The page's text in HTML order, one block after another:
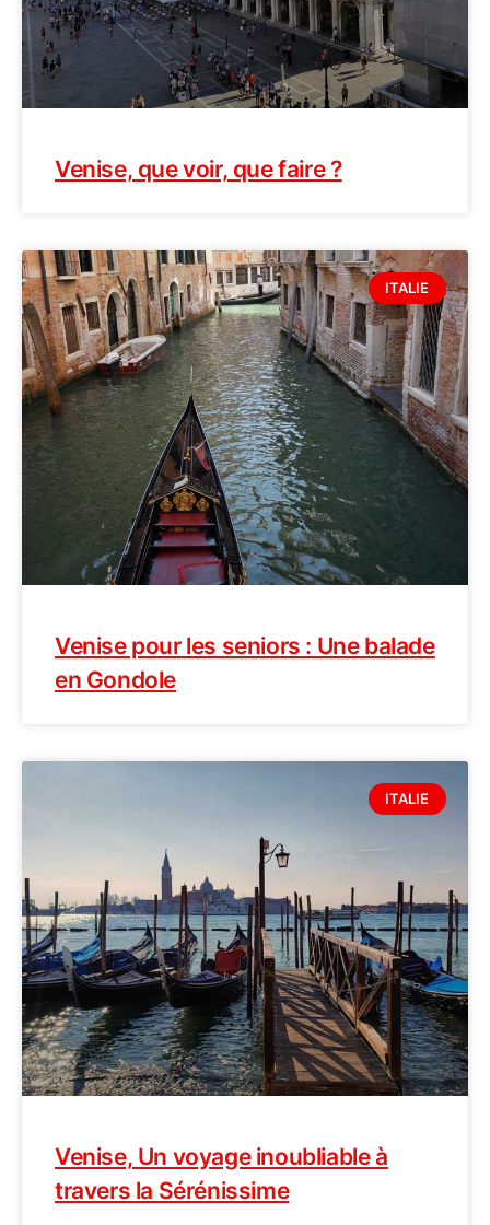
Venise, que voir, que faire ?
ITALIE
Venise pour les seniors : Une balade
en Gondole
ITALIE
Venise, Un voyage inoubliable à
travers la Sérénissime